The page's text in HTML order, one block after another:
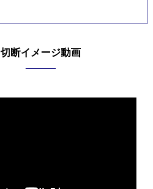
切断イメージ動画